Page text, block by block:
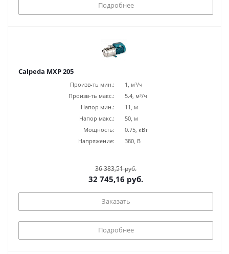
Подробнее
Calpeda MXP 205
Произв-ть мин.:
1, м³/ч
Произв-ть макс.:
5.4, м³/ч
Напор мин.:
11, м
Напор макс.:
50, м
Мощность:
0.75, кВт
Напряжение:
380, В
36 383,51 руб.
32 745,16 руб.
Заказать
Подробнее